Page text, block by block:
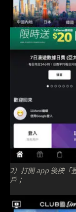
2）打開 app 後按「
戶；